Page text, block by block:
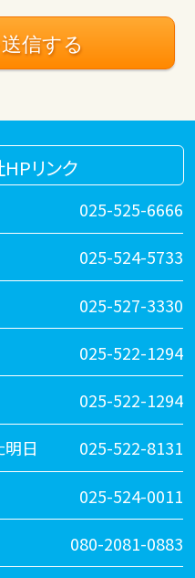
リンク
025-525-6666
025-524-5733
025-527-3330
025-522-1294
025-522-1294
日 025-522-8131
025-524-0011
080-2081-0883